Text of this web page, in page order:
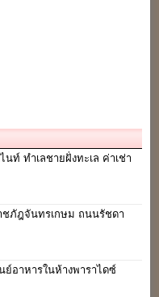
ท์ ทำเลชายฝั่งทะเล ค่าเช่า
ชภัฎจันทรเกษม ถนนรัชดา
ย์อาหารในห้างพาราไดซ์